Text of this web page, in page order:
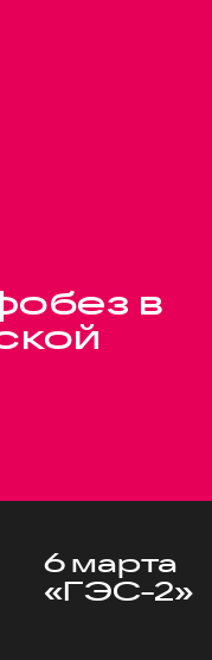
в
6 марта
«ГЭС-2»